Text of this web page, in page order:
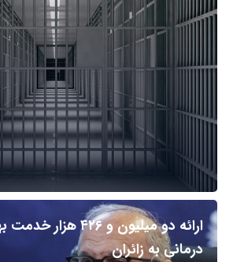
ارائه دو میلیون و ۴۲۶
درمانی به زائران